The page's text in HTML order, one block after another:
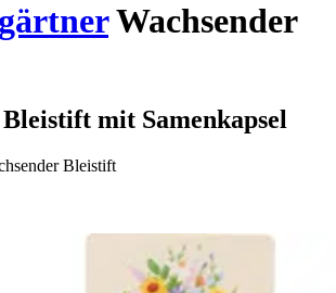
Wachsender
mit Samenkapsel
Bleistift